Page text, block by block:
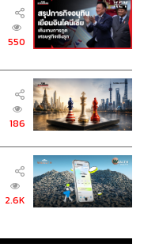
550
186
2.6K